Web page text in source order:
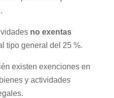
no exentas
tipo general del 25 %.
existen exenciones en
y actividades